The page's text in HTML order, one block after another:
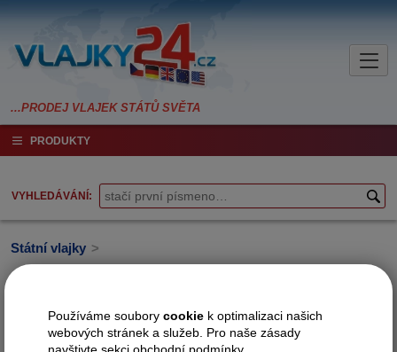
Státní vlajky >
Asie
VYHLEDÁVÁNÍ
PRODUKTY
Používáme soubory cookie k optimalizaci našich
webových stránek a služeb. Pro naše zásady